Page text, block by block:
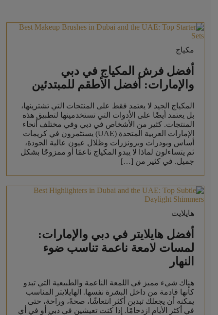
مكياج
أفضل فرش المكياج في دبي
والإمارات: أفضل الأطقم للمبتدئين
المكياج الجيد لا يعتمد فقط على المنتجات التي تشترينها،
بل يعتمد أيضًا على الأدوات التي تستخدمينها لتطبيق هذه
المنتجات. كثير من الأشخاص في دبي وفي مختلف أنحاء
الإمارات العربية المتحدة (UAE) يستثمرون في كريمات
أساس وبودرات وبرونزرات وظلال عيون عالية الجودة،
ثم يتساءلون لماذا لا يبدو المكياج ناعمًا أو ممزوجًا بشكل
جميل. في كثير من […]
هايلايت
أفضل هايلايتر في دبي والإمارات:
لمسات لامعة ناعمة تناسب ضوء
النهار
هناك شيء مميز في اللمعة الناعمة والطبيعية التي تبدو
كأنها قادمة من داخل البشرة نفسها. الهايلايتر المناسب
يمكنه أن يجعلك تبدين أكثر انتعاشًا، صحةً، وراحة، حتى
في أكثر الأيام ازدحامًا. إذا كنت تعيشين في دبي أو في أي